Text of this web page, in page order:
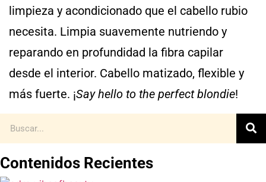
limpieza y acondicionado que el cabello rubio
necesita. Limpia suavemente nutriendo y
reparando en profundidad la fibra capilar
desde el interior. Cabello matizado, flexible y
más fuerte. ¡Say hello to the perfect blondie!
Contenidos Recientes